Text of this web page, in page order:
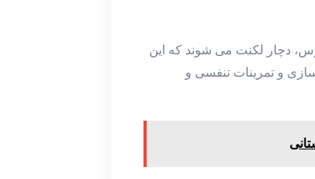
دچار لکنت می شوند که این
و تمرینات تنفسی و